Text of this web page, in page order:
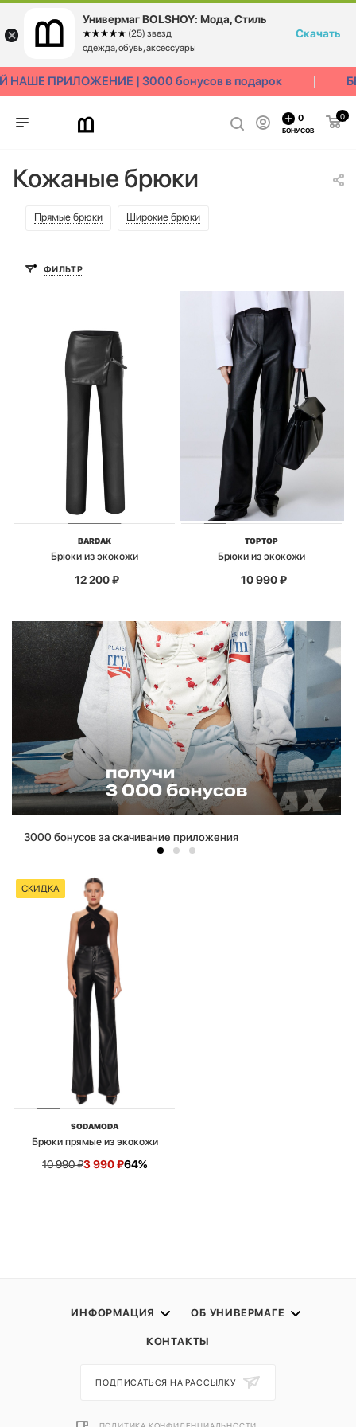
НАШЕ ПРИЛОЖЕНИЕ | 3000 бонусов в подарок
0
0
БОНУСОВ
Кожаные брюки
Прямые брюки Широкие брюки
ФИЛЬТР
BARDAK
Брюки из экокожи
12 200₽
TOPTOP
Брюки из экокожи
10 990₽
3000 бонусов за скачивание приложения
СКИДКА
SODAMODA
Брюки прямые из экокожи
10 990₽3 990₽64%
ИНФОРМАЦИЯ ОБ УНИВЕРМАГЕ
КОНТАКТЫ
ПОДПИСАТЬСЯ НА РАССЫЛКУ
Универмаг BOLSHOY: Мода, Стиль
☆☆☆☆☆
★★★★★ (25) звезд
одежда, обувь, аксессуары
Скачать